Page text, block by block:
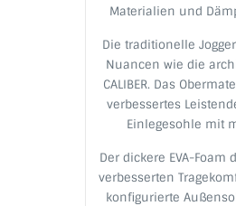
Materialien und
Die traditionelle
Nuancen wie die
CALIBER. Das
verbessertes
Einlegesohle mit
Der dickere EVA-
verbesserten
konfigurierte